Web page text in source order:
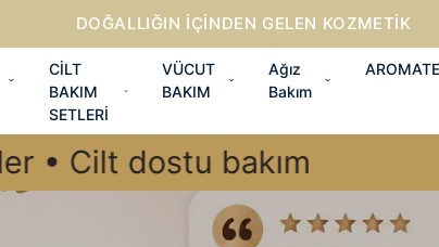
TL VE ÜZERI SIPARIŞLERINIZDE KARGO
CİLT
BAKIM
SETLERİ
VÜCUT
BAKIM
Ağız
Bakım
bakım 🌿 Doğal